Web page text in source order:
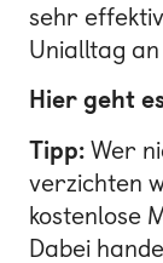
sehr
Unialltag
Hier geht
Tipp: Wer
verzichten
kostenlose
Dabei